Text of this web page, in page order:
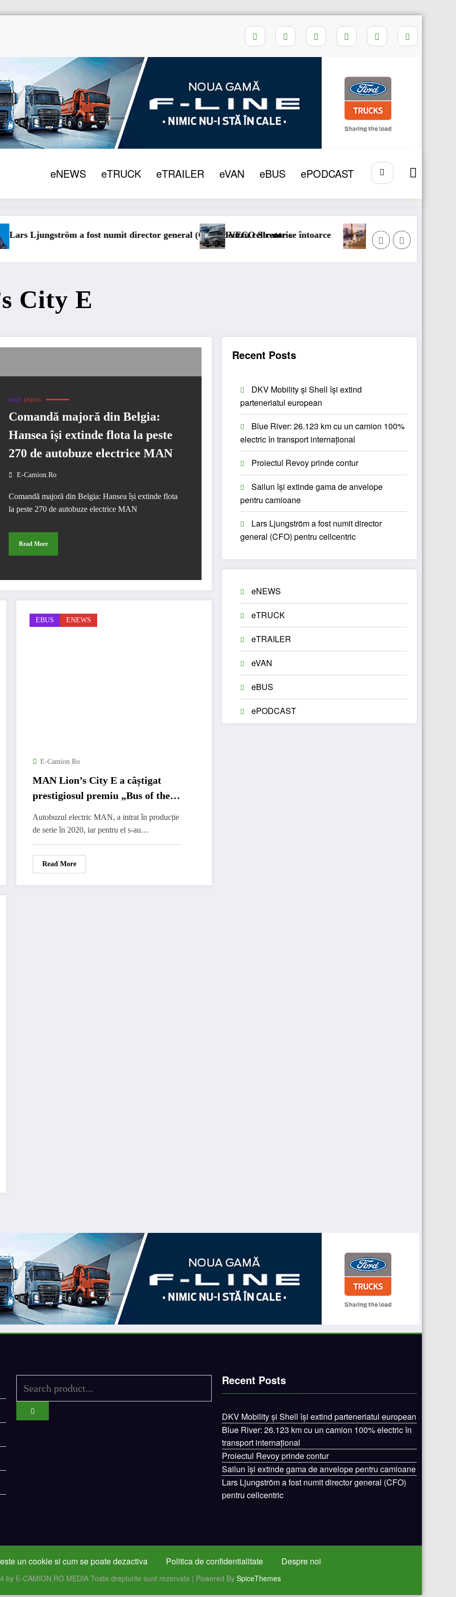
eNEWS eTRUCK eTRAILER eVAN eBUS ePODCAST
MAN Lion’s City E
numit director general (CFO) pentru cellcentric
IVECO Strator se întoarce BursaTransport/123cargo introduce o nouă
City E
EBUS ENEWS
Comandă majoră din Belgia:
Hansea își extinde flota la peste
270 de autobuze electrice MAN
E-Camion.ro
Comandă majoră din Belgia: Hansea își extinde flota
la peste 270 de autobuze electrice MAN
Read More
EBUS ENEWS
E-Camion.ro
MAN Lion’s City E a câștigat
prestigiosul premiu „Bus of the
Autobuzul electric MAN, a intrat în producție
de serie în 2020, iar pentru el s-au…
Read More
Recent Posts
DKV Mobility și Shell își extind
parteneriatul european
Blue River: 26.123 km cu un camion 100%
electric în transport internațional
Proiectul Revoy prinde contur
Sailun își extinde gama de anvelope
pentru camioane
Lars Ljungström a fost numit director
general (CFO) pentru cellcentric
eNEWS
eTRUCK
eTRAILER
eVAN
eBUS
ePODCAST
Recent Posts
DKV Mobility și Shell își extind parteneriatul european
Blue River: 26.123 km cu un camion 100% electric în
transport internațional
Proiectul Revoy prinde contur
Sailun își extinde gama de anvelope pentru camioane
Lars Ljungström a fost numit director general (CFO)
pentru cellcentric
un cookie si cum se poate dezactiva Politica de confidentialitate Despre noi
by E-CAMION.RO MEDIA Toate drepturile sunt rezervate | Powered By SpiceThemes